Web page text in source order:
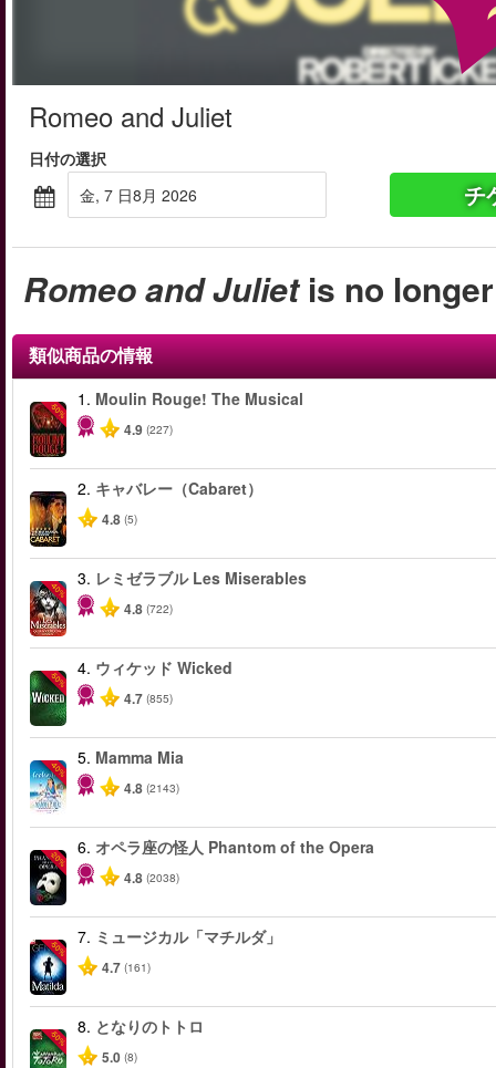
Romeo and Juliet
日付の選択
金, 7 日8月 2026
チ
Romeo and Julietis no
類似商品の情報
-50%
1. Moulin Rouge! The Musical
4.9 (227)
2. キャバレー（Cabaret）
4.8 (5)
-40%
3. レミゼラブル Les Miserables
4.8 (722)
-50%
4. ウィケッド Wicked
4.7 (855)
-40%
5. Mamma Mia
4.8 (2143)
-20%
6. オペラ座の怪人 Phantom of the Opera
4.8 (2038)
-50%
7. ミュージカル「マチルダ」
4.7 (161)
-50%
8. となりのトトロ
5.0 (8)